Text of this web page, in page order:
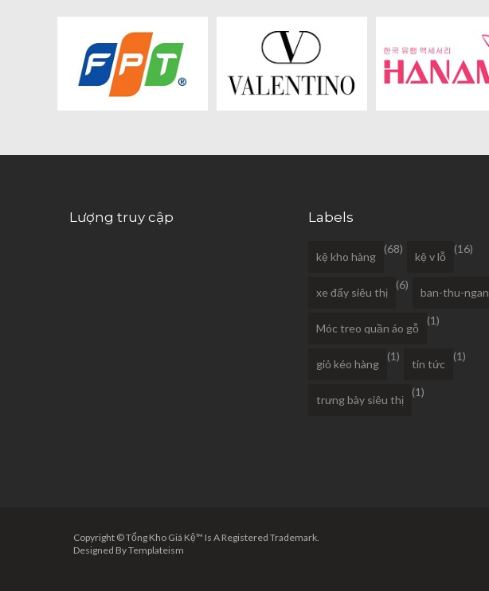
Lượng truy cập Labels
kệ kho hàng
(68)
kệ v lỗ
(16)
xe đẩy siêu thị
(6)
ban-thu-ngan
Móc treo quần áo gỗ
(1)
giỏ kéo hàng
(1)
tin tức
(1)
trưng bày siêu thị
(1)
Copyright © Tổng Kho Giá Kệ™ Is A Registered Trademark.
Designed ByTemplateism